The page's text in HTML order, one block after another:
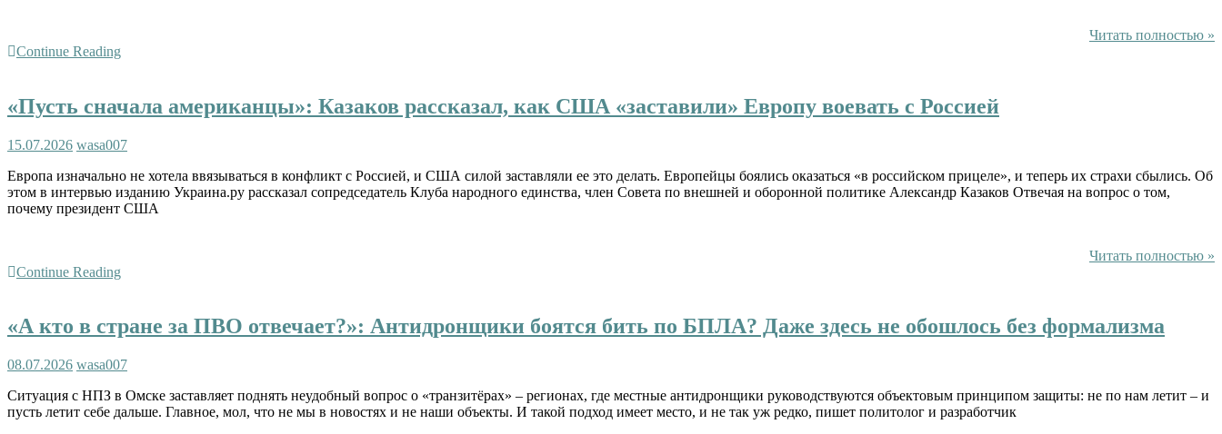
Читать полностью »
Continue Reading
«Пусть сначала американцы»: Казаков рассказал, как США «заставили» Европу воевать с Россией
15.07.2026 wasa007
Европа изначально не хотела ввязываться в конфликт с Россией, и США силой заставляли ее это делать. Европейцы боялись оказаться «в российском прицеле», и теперь их страхи сбылись. Об
этом в интервью изданию Украина.ру рассказал сопредседатель Клуба народного единства, член Совета по внешней и оборонной политике Александр Казаков Отвечая на вопрос о том,
почему президент США
Читать полностью »
Continue Reading
«А кто в стране за ПВО отвечает?»: Антидронщики боятся бить по БПЛА? Даже здесь не обошлось без формализма
08.07.2026 wasa007
Ситуация с НПЗ в Омске заставляет поднять неудобный вопрос о «транзитёрах» – регионах, где местные антидронщики руководствуются объектовым принципом защиты: не по нам летит – и
пусть летит себе дальше. Главное, мол, что не мы в новостях и не наши объекты. И такой подход имеет место, и не так уж редко, пишет политолог и разработчик